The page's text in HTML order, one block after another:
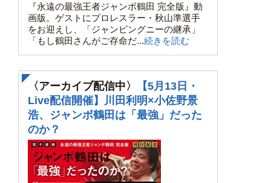
『永遠の最強王者ジャンボ鶴田 完全版』動
画版。ゲストにプロレスラー・秋山準選手
をお迎えし、「ジャンピングニーの継承」
「もし鶴田さんがご存命だ...続きを読む
〈アーカイブ配信中〉
【5月13日・
Live配信開催】川田利明×小佐野景
浩、ジャンボ鶴田は「最強」だった
のか？